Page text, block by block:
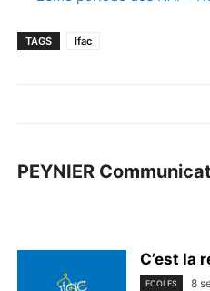
TAGS Ifac
PEYNIER
C’est la
ECOLES 8